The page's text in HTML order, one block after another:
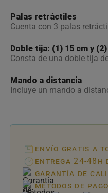
Palas retráctiles
Cuenta con 3 palas
Doble tija: (1) 15 cm y
Consta de una doble tija
Mando a distancia
Incluye un mando a
envío gratis a
entrega 24-48h
garantía de
métodos de pago